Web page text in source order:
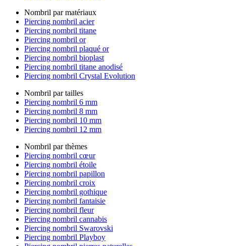
Nombril par matériaux
Piercing nombril acier
Piercing nombril titane
Piercing nombril or
Piercing nombril plaqué or
Piercing nombril bioplast
Piercing nombril titane anodisé
Piercing nombril Crystal Evolution
Nombril par tailles
Piercing nombril 6 mm
Piercing nombril 8 mm
Piercing nombril 10 mm
Piercing nombril 12 mm
Nombril par thèmes
Piercing nombril cœur
Piercing nombril étoile
Piercing nombril papillon
Piercing nombril croix
Piercing nombril gothique
Piercing nombril fantaisie
Piercing nombril fleur
Piercing nombril cannabis
Piercing nombril Swarovski
Piercing nombril Playboy